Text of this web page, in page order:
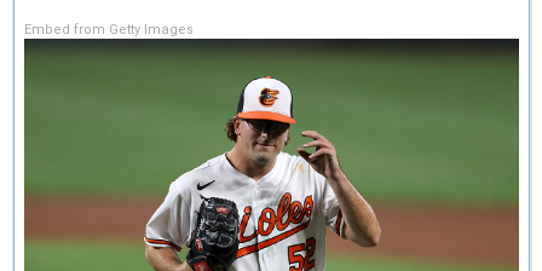
Embed from Getty Images